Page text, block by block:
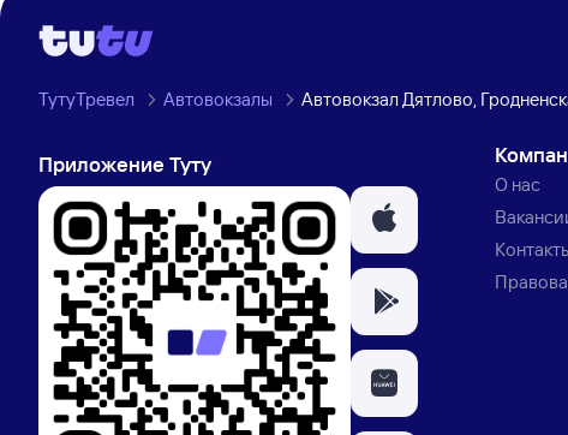
ТутуТревел Автовокзалы Автовокзал Дятлово,
Приложение Туту
О нас